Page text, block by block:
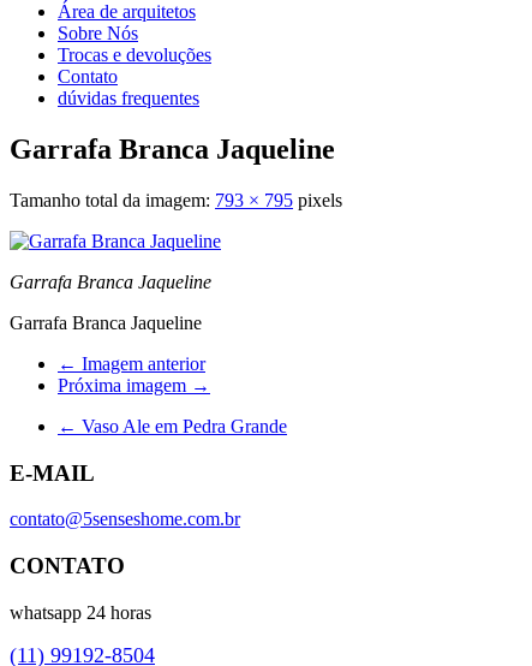
Área de arquitetos
Sobre Nós
Trocas e devoluções
Contato
dúvidas frequentes
Garrafa Branca Jaqueline
Tamanho total da imagem: 793 × 795 pixels
Garrafa Branca Jaqueline
Garrafa Branca Jaqueline
← Imagem anterior
Próxima imagem →
← Vaso Ale em Pedra Grande
E-MAIL
contato@5senseshome.com.br
CONTATO
whatsapp 24 horas
(11) 99192-8504